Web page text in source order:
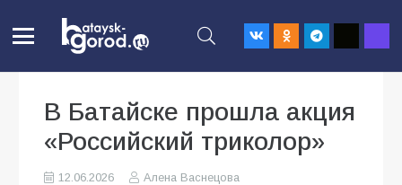
В Батайске прошла акция
«Российский триколор»
12.06.2026
Алена Васнецова